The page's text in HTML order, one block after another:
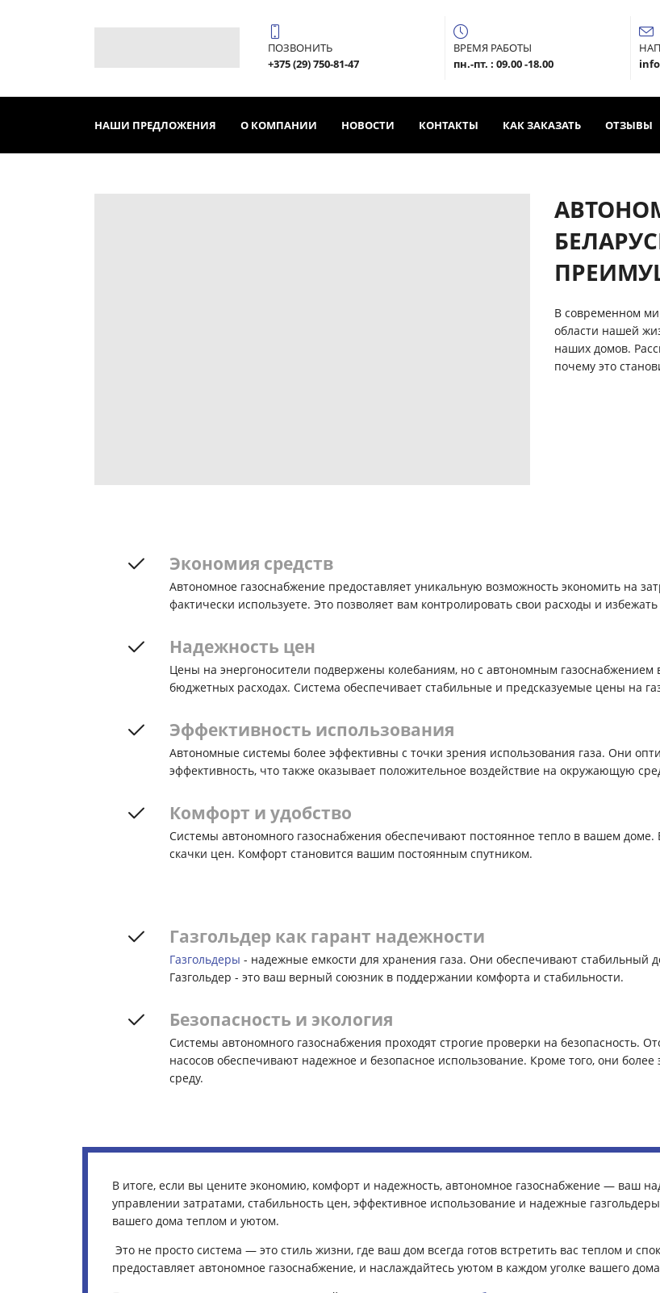
ПОЗВОНИТЬ
+375 (29) 750-81-47
ВРЕМЯ РАБОТЫ
пн.-пт. : 09.00 -18.00
НАШИ ПРЕДЛОЖЕНИЯ О КОМПАНИИ НОВОСТИ КОНТАКТЫ КАК ЗАКАЗАТЬ ОТЗЫВЫ
В современном
области нашей
наших домов.
почему это
Экономия средств
Автономное газоснабжение предоставляет уникальную возможность экономить на
фактически используете. Это позволяет вам контролировать свои расходы и
Надежность цен
Цены на энергоносители подвержены колебаниям, но с автономным газоснабжением
бюджетных расходах. Система обеспечивает стабильные и предсказуемые цены на
Эффективность использования
Автономные системы более эффективны с точки зрения использования газа. Они
эффективность, что также оказывает положительное воздействие на окружающую
Комфорт и удобство
Системы автономного газоснабжения обеспечивают постоянное тепло в вашем
скачки цен. Комфорт становится вашим постоянным спутником.
Газгольдер как гарант надежности
Газгольдеры - надежные емкости для хранения газа. Они обеспечивают стабильный
Газгольдер - это ваш верный союзник в поддержании комфорта и стабильности.
Безопасность и экология
Системы автономного газоснабжения проходят строгие проверки на безопасность.
насосов обеспечивают надежное и безопасное использование. Кроме того, они
среду.
В итоге, если вы цените экономию, комфорт и надежность, автономное газоснабжение — ваш
управлении затратами, стабильность цен, эффективное использование и надежные
вашего дома теплом и уютом.
Это не просто система — это стиль жизни, где ваш дом всегда готов встретить вас теплом и
предоставляет автономное газоснабжение, и наслаждайтесь уютом в каждом уголке вашего